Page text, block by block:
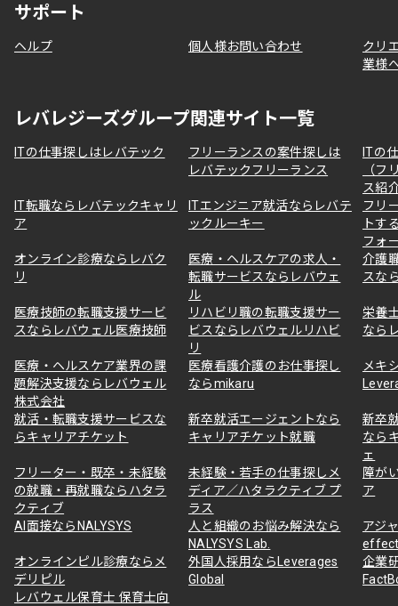
サポート
ヘルプ 個人様お問い合わせ
クリ
業様
レバレジーズグループ関連サイト一覧
ITの仕事探しはレバテック
フリーランスの案件探しは
レバテックフリーランス
ITの
（フ
ス紹
IT転職ならレバテックキャリ
ア
ITエンジニア就活ならレバテ
ックルーキー
フリ
トす
フォ
オンライン診療ならレバク
リ
医療・ヘルスケアの求人・
転職サービスならレバウェ
ル
介護
スな
医療技師の転職支援サービ
スならレバウェル医療技師
リハビリ職の転職支援サー
ビスならレバウェルリハビ
リ
栄養
なら
医療・ヘルスケア業界の課
題解決支援ならレバウェル
株式会社
医療看護介護のお仕事探し
ならmikaru
メキ
就活・転職支援サービスな
らキャリアチケット
新卒就活エージェントなら
キャリアチケット就職
新卒
なら
ェ
フリーター・既卒・未経験
の就職・再就職ならハタラ
クティブ
未経験・若手の仕事探しメ
ディア／ハタラクティブ プ
ラス
障が
ア
AI面接ならNALYSYS
人と組織のお悩み解決なら
NALYSYS Lab.
アジ
オンラインピル診療ならメ
デリピル
外国人採用ならLeverages
Global
企業
レバウェル保育士 保育士向